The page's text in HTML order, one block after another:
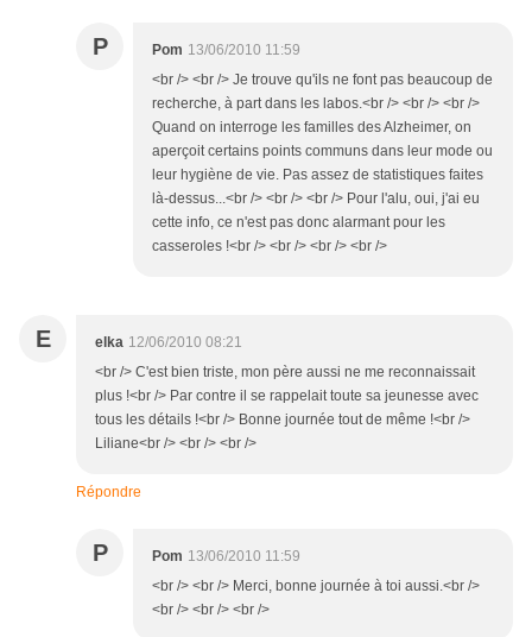
P Pom 13/06/2010 11:59
<br /> <br /> Je trouve qu'ils ne font pas beaucoup de
recherche, à part dans les labos.<br /> <br /> <br />
Quand on interroge les familles des Alzheimer, on
aperçoit certains points communs dans leur mode ou
leur hygiène de vie. Pas assez de statistiques faites
là-dessus...<br /> <br /> <br /> Pour l'alu, oui, j'ai eu
cette info, ce n'est pas donc alarmant pour les
casseroles !<br /> <br /> <br /> <br />
E elka 12/06/2010 08:21
<br /> C'est bien triste, mon père aussi ne me reconnaissait
plus !<br /> Par contre il se rappelait toute sa jeunesse avec
tous les détails !<br /> Bonne journée tout de même !<br />
Liliane<br /> <br /> <br />
Répondre
P Pom 13/06/2010 11:59
<br /> <br /> Merci, bonne journée à toi aussi.<br />
<br /> <br /> <br />